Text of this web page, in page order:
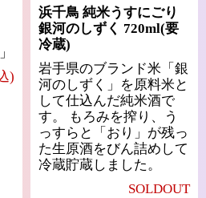
)
浜千鳥 純米うすにごり
銀河のしずく 720ml(要
冷蔵)
岩手県のブランド米「銀
河のしずく」を原料米と
して仕込んだ純米酒で
す。 もろみを搾り、う
っすらと「おり」が残っ
た生原酒をびん詰めして
冷蔵貯蔵しました。
SOLDOUT